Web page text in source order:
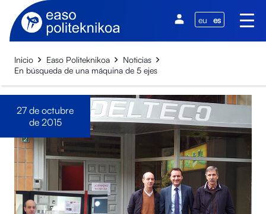
eu es
Inicio Easo Politeknikoa
Noticias
En búsqueda de una máquina de 5 ejes
27 de octubre
de 2015